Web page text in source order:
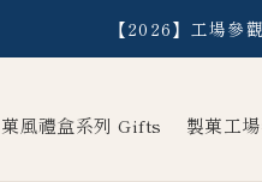
【2026】工場參
【2026】工場參
【2026】工場參
菓風禮盒系列 Gifts 製菓工